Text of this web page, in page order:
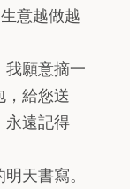
意越做越
我願意摘一
，給您送
永遠記得
天書寫。